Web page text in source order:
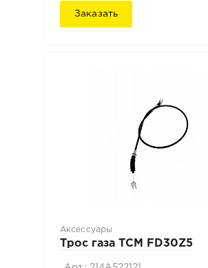
Заказать
Аксессуары
Трос газа TCM FD30Z5